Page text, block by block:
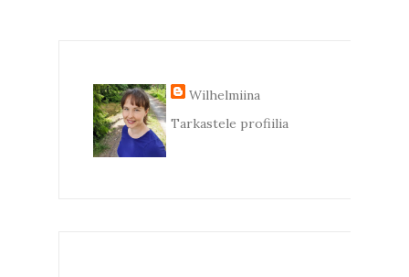
Wilhelmiina
Tarkastele profiilia